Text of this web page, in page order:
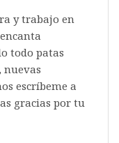
y trabajo en
todo patas
nuevas
escríbeme a
gracias por tu